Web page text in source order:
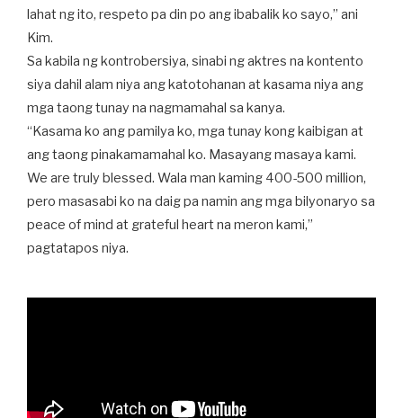
lahat ng ito, respeto pa din po ang ibabalik ko sayo,” ani
Kim.
Sa kabila ng kontrobersiya, sinabi ng aktres na kontento
siya dahil alam niya ang katotohanan at kasama niya ang
mga taong tunay na nagmamahal sa kanya.
“Kasama ko ang pamilya ko, mga tunay kong kaibigan at
ang taong pinakamamahal ko. Masayang masaya kami.
We are truly blessed. Wala man kaming 400-500 million,
pero masasabi ko na daig pa namin ang mga bilyonaryo sa
peace of mind at grateful heart na meron kami,”
pagtatapos niya.